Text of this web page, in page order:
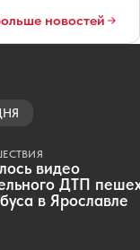
новостей
видео
ДТП
в Ярославле